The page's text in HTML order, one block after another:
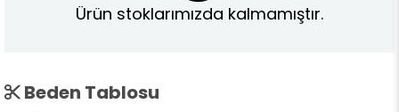
Ürün stoklarımızda kalmamıştır.
Beden Tablosu